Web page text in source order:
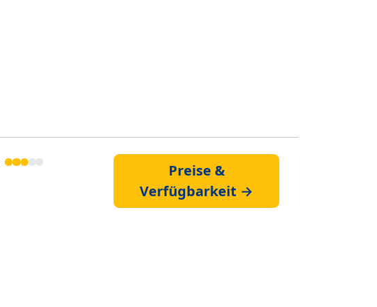
Preise &
Verfügbarkeit →